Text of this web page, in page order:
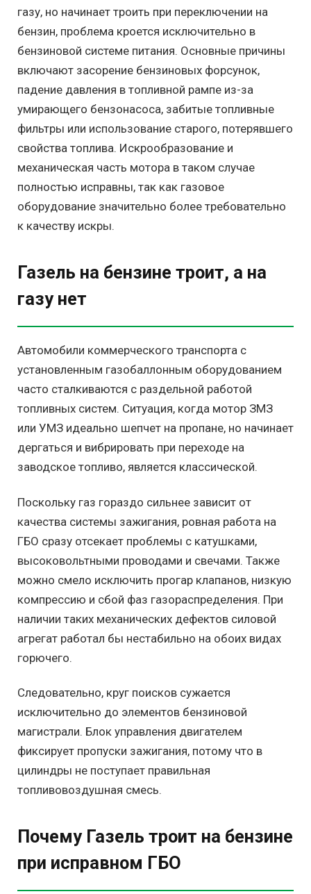
газу, но начинает троить при переключении на
бензин, проблема кроется исключительно в
бензиновой системе питания. Основные причины
включают засорение бензиновых форсунок,
падение давления в топливной рампе из-за
умирающего бензонасоса, забитые топливные
фильтры или использование старого, потерявшего
свойства топлива. Искрообразование и
механическая часть мотора в таком случае
полностью исправны, так как газовое
оборудование значительно более требовательно
к качеству искры.
Газель на бензине троит, а на
газу нет
Автомобили коммерческого транспорта с
установленным газобаллонным оборудованием
часто сталкиваются с раздельной работой
топливных систем. Ситуация, когда мотор ЗМЗ
или УМЗ идеально шепчет на пропане, но начинает
дергаться и вибрировать при переходе на
заводское топливо, является классической.
Поскольку газ гораздо сильнее зависит от
качества системы зажигания, ровная работа на
ГБО сразу отсекает проблемы с катушками,
высоковольтными проводами и свечами. Также
можно смело исключить прогар клапанов, низкую
компрессию и сбой фаз газораспределения. При
наличии таких механических дефектов силовой
агрегат работал бы нестабильно на обоих видах
горючего.
Следовательно, круг поисков сужается
исключительно до элементов бензиновой
магистрали. Блок управления двигателем
фиксирует пропуски зажигания, потому что в
цилиндры не поступает правильная
топливовоздушная смесь.
Почему Газель троит на бензине
при исправном ГБО